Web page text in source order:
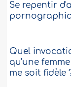
Se repentir
Quel
qu'une
me soit fidèle